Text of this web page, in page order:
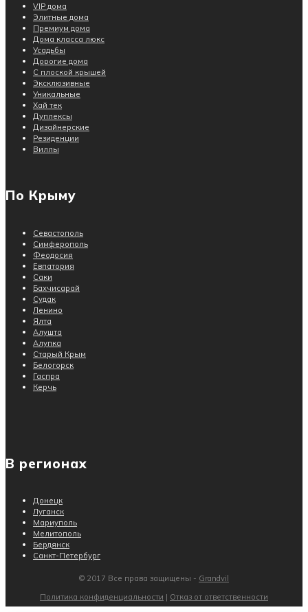
VIP дома
Элитные дома
Премиум дома
Дома класса люкс
Усадьбы
Дорогие дома
С плоской крышей
Эксклюзивные
Уникальные
Хай тек
Дуплексы
Дизайнерские
Резиденции
Виллы
По Крыму
Севастополь
Симферополь
Феодосия
Евпатория
Саки
Бахчисарай
Судак
Ленино
Ялта
Алушта
Алупка
Старый Крым
Белогорск
Гаспра
Керчь
В регионах
Донецк
Луганск
Мариуполь
Мелитополь
Бердянск
Санкт-Петербург
© 2017 Все права защищены - Grandvil
Политика конфиденциальности | Отказ от ответственности